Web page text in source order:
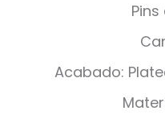
Acabado: